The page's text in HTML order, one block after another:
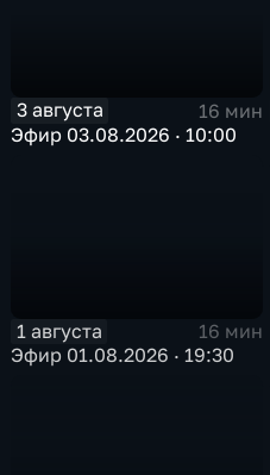
3 августа
16 мин
Эфир 03.08.2026 · 10:00
1 августа
16 мин
Эфир 01.08.2026 · 19:30